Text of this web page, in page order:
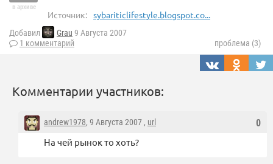
в архиве
Источник: sybariticlifestyle.blogspot.co...
Добавил Grau 9 Августа 2007
1 комментарий
проблема (3)
Комментарии участников:
0
andrew1978, 9 Августа 2007 , url
На чей рынок то хоть?